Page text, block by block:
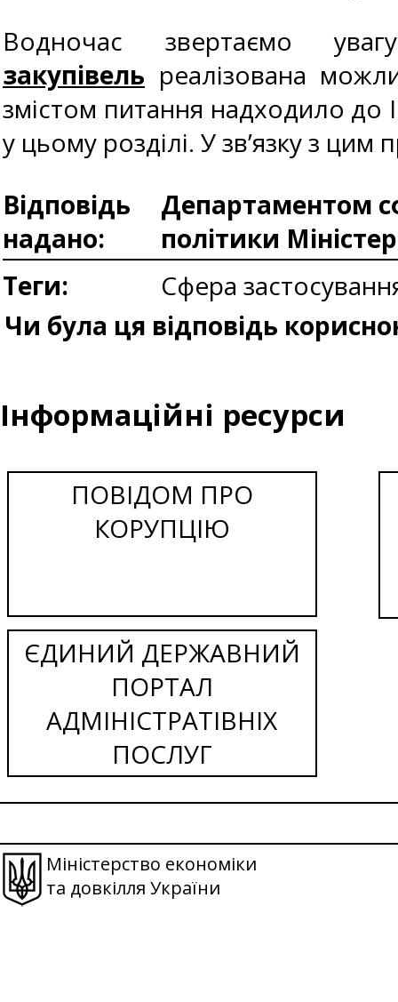
Водночас звертаємо
закупівель реалізована
змістом питання надходило до
у цьому розділі. У зв’язку з
Відповідь
надано:
Департаментом
політики
Теги:
Сфера
Чи була ця відповідь
Інформаційні ресурси
ПОВІДОМ ПРО
КОРУПЦІЮ
ЄДИНИЙ ДЕРЖАВНИЙ
ПОРТАЛ
АДМІНІСТРАТІВНІХ
ПОСЛУГ
Міністерство економіки
та довкілля України